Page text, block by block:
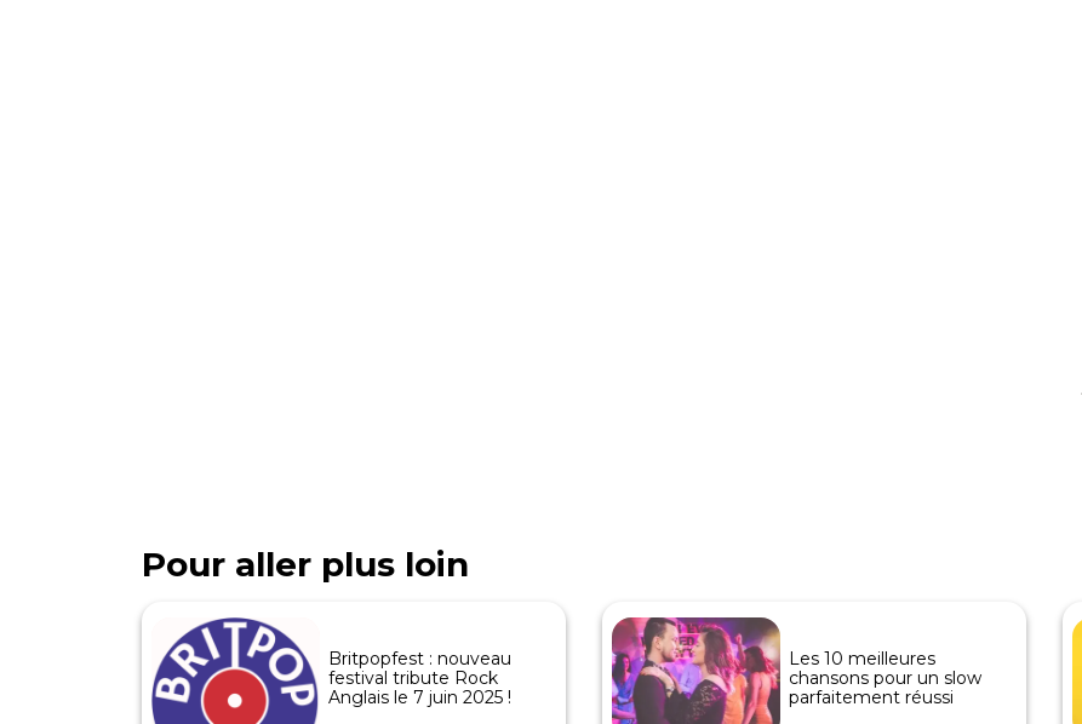
Pour aller plus loin
Britpopfest : nouveau
festival tribute Rock
Anglais le 7 juin 2025 !
Les 10 meilleures
chansons pour un slow
parfaitement réussi